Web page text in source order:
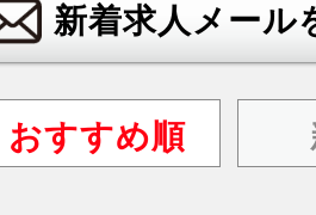
新着求人メール
おすすめ順